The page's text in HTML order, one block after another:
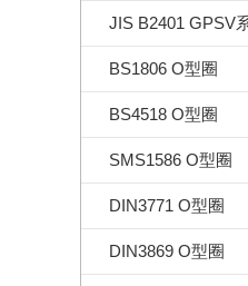
JIS B2401 GPSV
BS1806 O型圈
BS4518 O型圈
SMS1586 O型圈
DIN3771 O型圈
DIN3869 O型圈